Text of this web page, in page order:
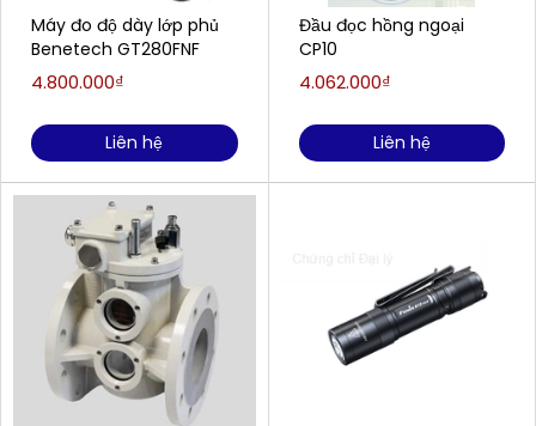
Máy đo độ dày lớp phủ
Benetech GT280FNF
4.800.000₫
Liên hệ
Đầu đọc hồng ngoại
CP10
4.062.000₫
Liên hệ